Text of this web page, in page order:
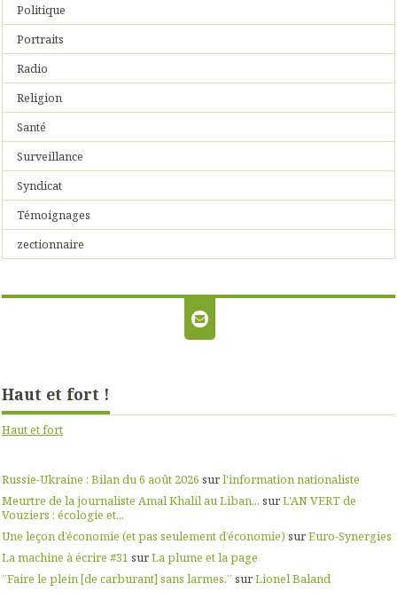
Politique
Portraits
Radio
Religion
Santé
Surveillance
Syndicat
Témoignages
zectionnaire
Haut et fort !
Haut et fort
Russie-Ukraine : Bilan du 6 août 2026 surl'information nationaliste
Meurtre de la journaliste Amal Khalil au Liban... surL'AN VERT de
Vouziers : écologie et...
Une leçon d’économie (et pas seulement d’économie) surEuro-Synergies
La machine à écrire #31 surLa plume et la page
”Faire le plein [de carburant] sans larmes.” surLionel Baland